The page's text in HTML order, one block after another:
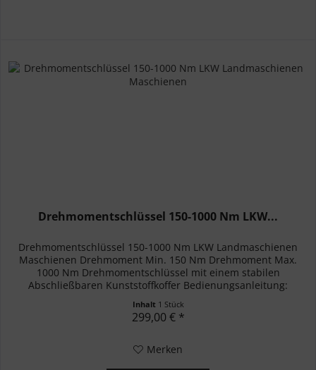
Drehmomentschlüssel 150-1000 Nm LKW...
Drehmomentschlüssel 150-1000 Nm LKW Landmaschienen
Maschienen Drehmoment Min. 150 Nm Drehmoment Max.
1000 Nm Drehmomentschlüssel mit einem stabilen
Abschließbaren Kunststoffkoffer Bedienungsanleitung:
Inhalt 1 Stück
299,00 € *
Merken